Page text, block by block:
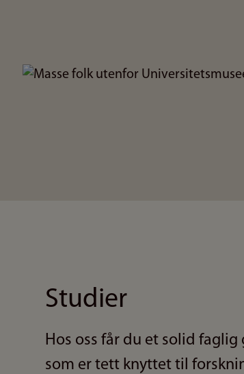
Bilde
Studier
Hos oss får du et solid
som er tett knyttet til